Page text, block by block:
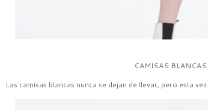
CAMISAS BLANCAS
Las camisas blancas nunca se dejan de llevar, pero esta